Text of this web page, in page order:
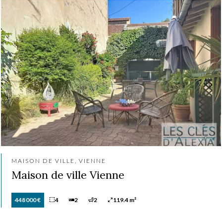
MAISON DE VILLE, VIENNE
Maison de ville Vienne
448 000 € 4 2 2 119.4 m²